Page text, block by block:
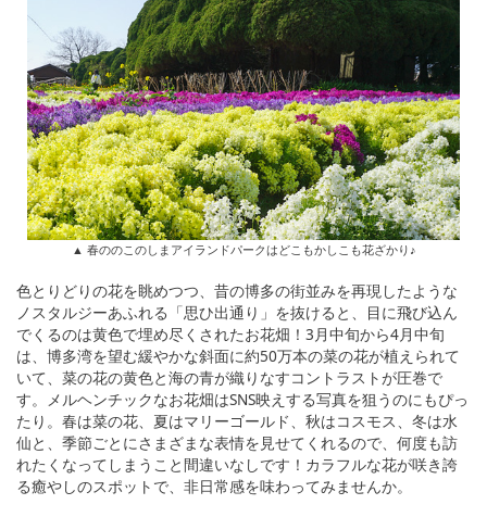
▲ 春ののこのしまアイランドパークはどこもかしこも花ざかり♪
色とりどりの花を眺めつつ、昔の博多の街並みを再現したような
ノスタルジーあふれる「思ひ出通り」を抜けると、目に飛び込ん
でくるのは黄色で埋め尽くされたお花畑！3月中旬から4月中旬
は、博多湾を望む緩やかな斜面に約50万本の菜の花が植えられて
いて、菜の花の黄色と海の青が織りなすコントラストが圧巻で
す。メルヘンチックなお花畑はSNS映えする写真を狙うのにもぴっ
たり。春は菜の花、夏はマリーゴールド、秋はコスモス、冬は水
仙と、季節ごとにさまざまな表情を見せてくれるので、何度も訪
れたくなってしまうこと間違いなしです！カラフルな花が咲き誇
る癒やしのスポットで、非日常感を味わってみませんか。